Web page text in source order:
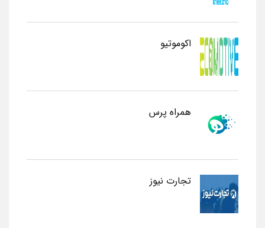
اکوموتیو
همراه پرس
تجارت نیوز